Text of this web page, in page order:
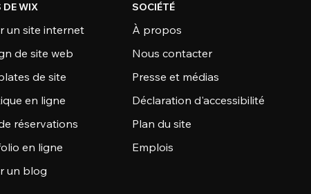
DE WIX
un site internet
de site web
de site
en ligne
réservations
en ligne
un blog
SOCIÉTÉ
À propos
Nous contacter
Presse et médias
Déclaration d'accessibilité
Plan du site
Emplois